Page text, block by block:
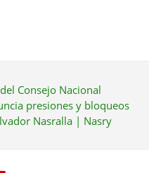
Consejo Nacional
presiones y bloqueos
Nasralla | Nasry